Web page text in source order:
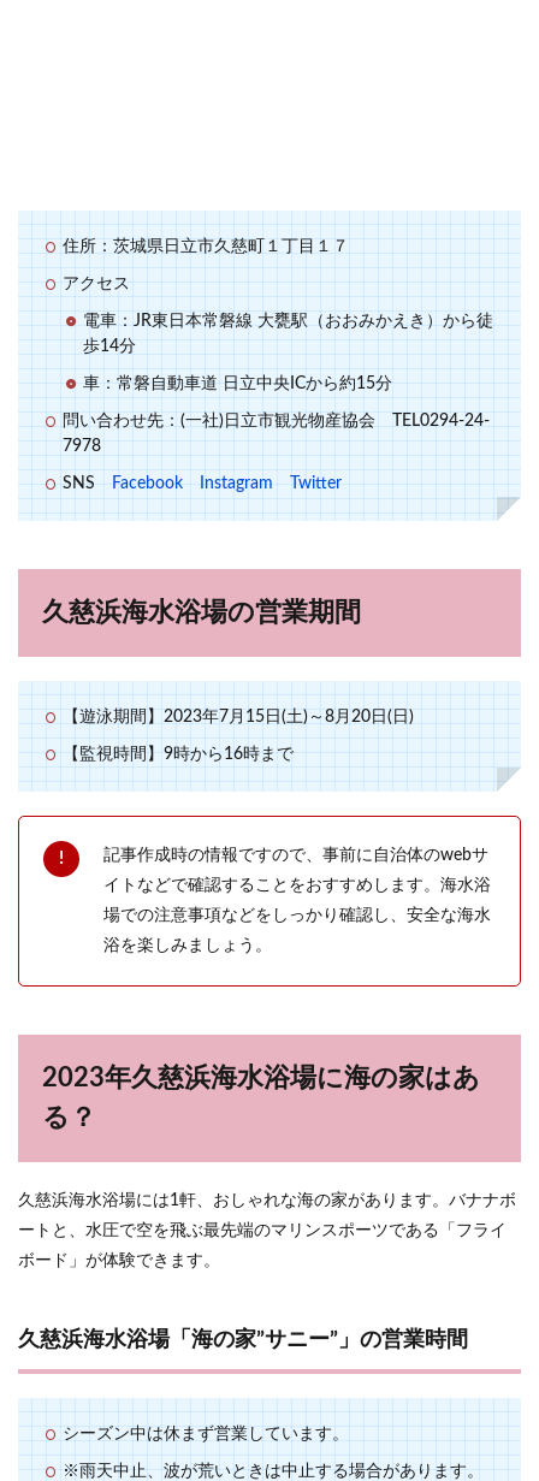
住所：茨城県日立市久慈町１丁目１７
アクセス
電車：JR東日本常磐線 大甕駅（おおみかえき）から徒
歩14分
車：常磐自動車道 日立中央ICから約15分
問い合わせ先：(一社)日立市観光物産協会 TEL0294-24-
7978
SNSFacebookInstagram Twitter
久慈浜海水浴場の営業期間
【遊泳期間】2023年7月15日(土)～8月20日(日)
【監視時間】9時から16時まで
記事作成時の情報ですので、事前に自治体のwebサ
イトなどで確認することをおすすめします。海水浴
場での注意事項などをしっかり確認し、安全な海水
浴を楽しみましょう。
2023年久慈浜海水浴場に海の家はあ
る？
久慈浜海水浴場には1軒、おしゃれな海の家があります。バナナボ
ートと、水圧で空を飛ぶ最先端のマリンスポーツである「フライ
ボード」が体験できます。
久慈浜海水浴場「海の家”サニー”」の営業時間
シーズン中は休まず営業しています。
※雨天中止、波が荒いときは中止する場合があります。